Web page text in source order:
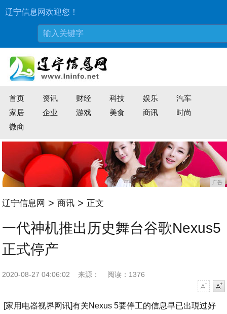
辽宁信息网欢迎您！
首页 资讯 财经 科技 娱乐
汽车
家居
企业 游戏 美食 商讯
时尚
微商
广告
辽宁信息网 > 商讯 > 正文
一代神机推出历史舞台谷歌Nexus5
正式停产
2020-08-27 04:06:02 来源：
阅读：1376
[家用电器视界网讯]有关Nexus 5要停工的信息早已出現过好